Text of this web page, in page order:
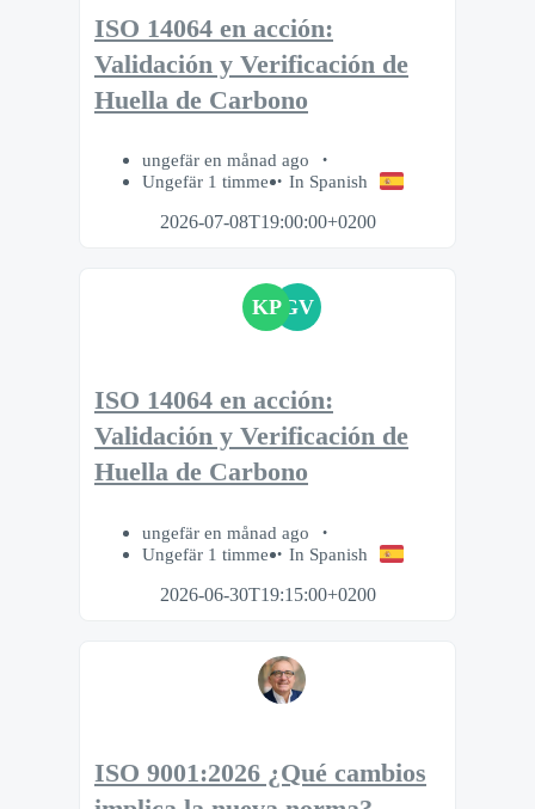
ISO 14064 en acción:
Validación y Verificación de
Huella de Carbono
ungefär en månad ago
Ungefär 1 timme
In Spanish
2026-07-08T19:00:00+0200
KPGV
ISO 14064 en acción:
Validación y Verificación de
Huella de Carbono
ungefär en månad ago
Ungefär 1 timme
In Spanish
2026-06-30T19:15:00+0200
ISO 9001:2026 ¿Qué cambios